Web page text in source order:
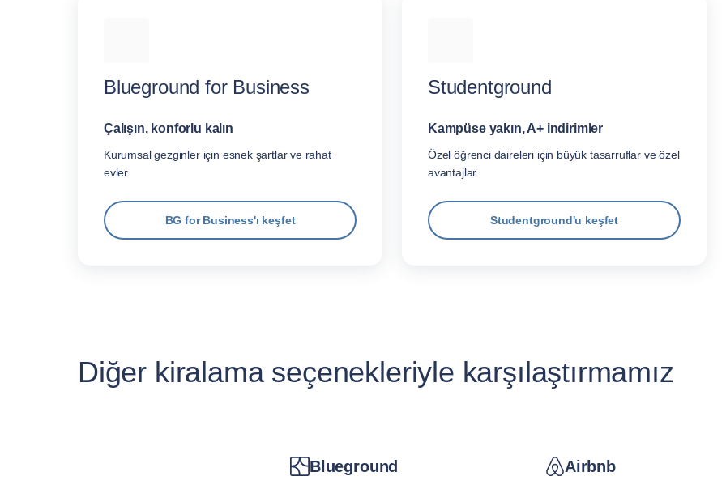
Blueground for Business
Çalışın, konforlu kalın
Kurumsal gezginler için esnek şartlar ve rahat
evler.
BG for Business'ı keşfet
Studentground
Kampüse yakın, A+ indirimler
Özel öğrenci daireleri için büyük tasarruflar ve özel
avantajlar.
Studentground'u keşfet
Diğer kiralama seçenekleriyle karşılaştırmamız
Blueground Airbnb